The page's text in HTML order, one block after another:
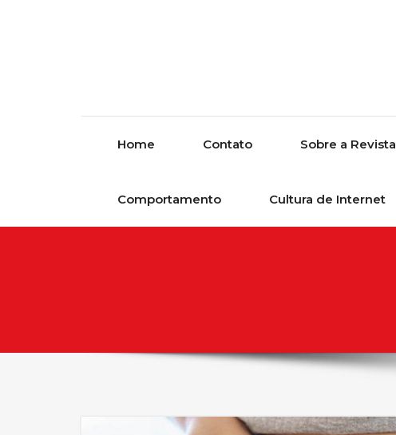
Home Contato Sobre a Revista
Comportamento Cultura de Internet